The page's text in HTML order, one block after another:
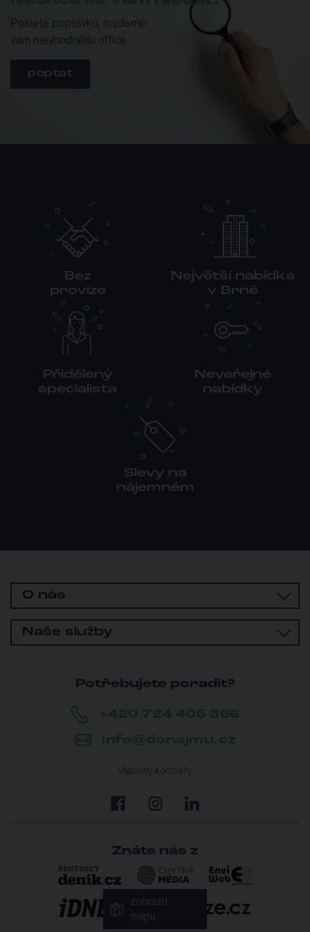
zobrazit
mapu
Pošlete poptávku, najdeme
vám nejvhodnější office.
poptat
Bez
provize
Největší nabídka
v Brně
Přidělený
specialista
Neveřejné
nabídky
Slevy na
nájemném
O nás
Naše služby
Potřebujete poradit?
Všechny kontakty
Znáte nás z